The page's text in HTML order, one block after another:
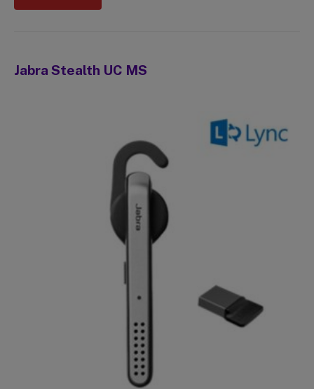
Jabra Stealth UC MS